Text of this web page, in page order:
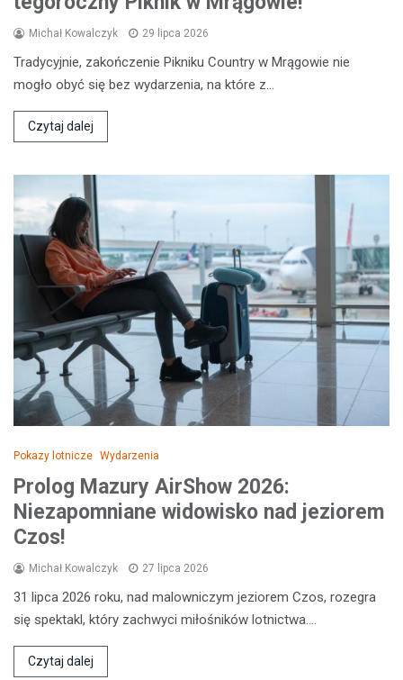
Michał Kowalczyk 29 lipca 2026
Tradycyjnie, zakończenie Pikniku Country w Mrągowie nie
mogło obyć się bez wydarzenia, na które z…
Czytaj dalej
Pokazy lotnicze Wydarzenia
Prolog Mazury AirShow 2026:
Niezapomniane widowisko nad jeziorem
Czos!
Michał Kowalczyk 27 lipca 2026
31 lipca 2026 roku, nad malowniczym jeziorem Czos, rozegra
się spektakl, który zachwyci miłośników lotnictwa.…
Czytaj dalej